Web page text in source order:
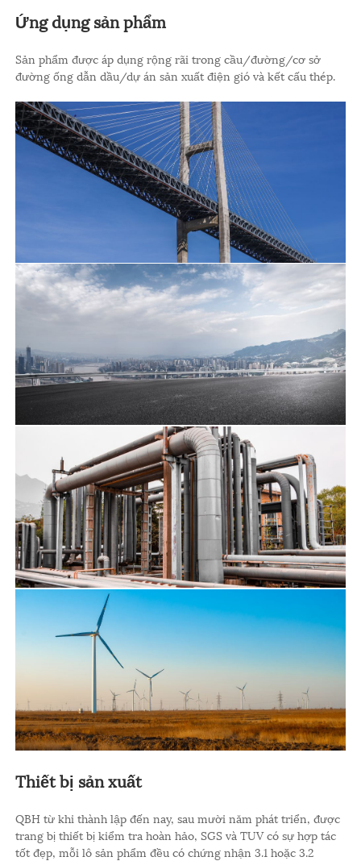
Ứng dụng sản phẩm
Sản phẩm được áp dụng rộng rãi trong cầu/đường/cơ sở
đường ống dẫn dầu/dự án sản xuất điện gió và kết cấu thép.
Thiết bị sản xuất
QBH từ khi thành lập đến nay, sau mười năm phát triển, được
trang bị thiết bị kiểm tra hoàn hảo, SGS và TUV có sự hợp tác
tốt đẹp, mỗi lô sản phẩm đều có chứng nhận 3.1 hoặc 3.2